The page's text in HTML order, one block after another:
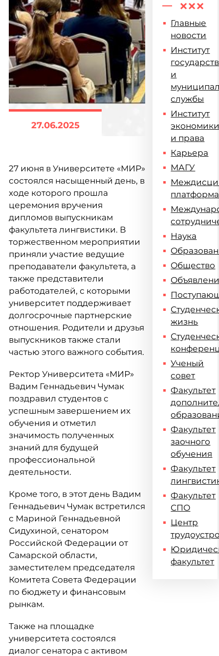
27.06.2025
27 июня в Университете «МИР»
состоялся насыщенный день, в
ходе которого прошла
церемония вручения
дипломов выпускникам
факультета лингвистики. В
торжественном мероприятии
приняли участие ведущие
преподаватели факультета, а
также представители
работодателей, с которыми
университет поддерживает
долгосрочные партнерские
отношения. Родители и друзья
выпускников также стали
частью этого важного события.
Ректор Университета «МИР»
Вадим Геннадьевич Чумак
поздравил студентов с
успешным завершением их
обучения и отметил
значимость полученных
знаний для будущей
профессиональной
деятельности.
Кроме того, в этот день Вадим
Геннадьевич Чумак встретился
с Мариной Геннадьевной
Сидухиной, сенатором
Российской Федерации от
Самарской области,
заместителем председателя
Комитета Совета Федерации
по бюджету и финансовым
рынкам.
Также на площадке
университета состоялся
диалог сенатора с активом
Главные
новости
Институт
и
службы
Институт
и права
Карьера
МАГУ
платформа
Наука
Общество
жизнь
Ученый
совет
Факультет
Факультет
заочного
обучения
Факультет
Факультет
СПО
Центр
факультет